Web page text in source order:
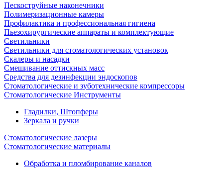
Пескоструйные наконечники
Полимеризационные камеры
Профилактика и профессиональная гигиена
Пьезохирургические аппараты и комплектующие
Светильники
Светильники для стоматологических установок
Скалеры и насадки
Смешивание оттискных масс
Средства для дезинфекции эндоскопов
Стоматологические и зуботехнические компрессоры
Стоматологические Инструменты
Гладилки, Штопферы
Зеркала и ручки
Стоматологические лазеры
Стоматологические материалы
Обработка и пломбирование каналов